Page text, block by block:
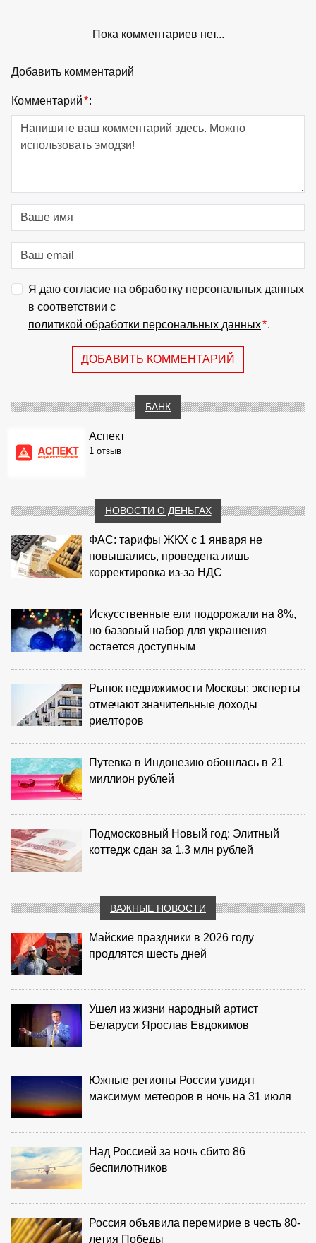
Пока комментариев нет...
Добавить комментарий
Комментарий*:
Я даю согласие на обработку персональных данных
в соответствии с
политикой обработки персональных данных*.
ДОБАВИТЬ КОММЕНТАРИЙ
БАНК
Аспект
1 отзыв
НОВОСТИ О ДЕНЬГАХ
ФАС: тарифы ЖКХ с 1 января не
повышались, проведена лишь
корректировка из‑за НДС
Искусственные ели подорожали на 8%,
но базовый набор для украшения
остается доступным
Рынок недвижимости Москвы: эксперты
отмечают значительные доходы
риелторов
Путевка в Индонезию обошлась в 21
миллион рублей
Подмосковный Новый год: Элитный
коттедж сдан за 1,3 млн рублей
ВАЖНЫЕ НОВОСТИ
Майские праздники в 2026 году
продлятся шесть дней
Ушел из жизни народный артист
Беларуси Ярослав Евдокимов
Южные регионы России увидят
максимум метеоров в ночь на 31 июля
Над Россией за ночь сбито 86
беспилотников
Россия объявила перемирие в честь 80-
летия Победы